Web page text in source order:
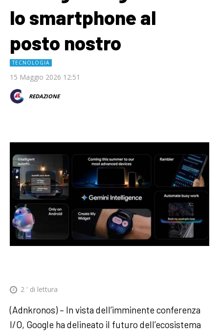
lo smartphone al
posto nostro
TECNOLOGIA
15 Maggio 2026 12:51
REDAZIONE
2 ' di lettura
(Adnkronos) – In vista dell’imminente conferenza
I/O, Google ha delineato il futuro dell’ecosistema